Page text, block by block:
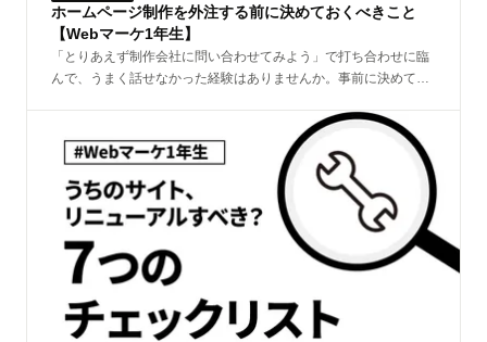
ホームページ制作を外注する前に決めておくべきこと
【Webマーケ1年生】
「とりあえず制作会社に問い合わせてみよう」で打ち合わせに臨
んで、うまく話せなかった経験はありませんか。事前に決めてお